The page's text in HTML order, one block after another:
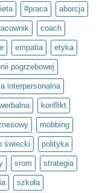
#praca aborcja
coach
empatia etyka
pogrzebowej
interpersonalna
konflikt
mobbing
świecki polityka
srom strategia
szkoła